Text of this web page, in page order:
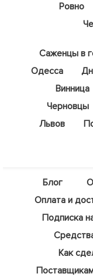
Ровно
Саженцы в
Одесса
Винница
Черновцы
Львов
Блог
Оплата и
Подписка
Как